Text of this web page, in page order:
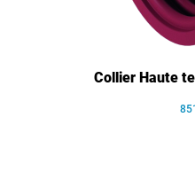
Collier Haute